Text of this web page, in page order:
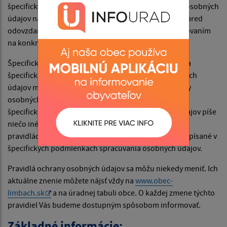
špecifických informáciách týkajúcich sa spracúvania osobných
údajov na konkrétne účely sa môžete dozvedieť vždy pred
odovzdaním Vašich osobných údajov obcia ich spracovaním
na konkrétny určený účel.
Špecifické podmienky spracúvania osobných údajov a
špecifické informácie týkajúce sa spracúvania osobných
údajov majú prednosť pred týmito pravidlami ochrany
osobných údajov. To znamená, že ak sa napríklad v
špecifických podmienkach spracúvania osobných údajov píše
niečo iné alebo niečo navyše, než je napísané v týchto
pravidlách ochrany osobných údajov, platí to, čo je napísané v
špecifických podmienkach spracúvania osobných údajov.
Pravidlá ochrany osobných údajov sa môžu niekedy meniť. Ich
aktuálne znenie môžete nájsť vždy na www.obec-
limbach.sk
a na úradnej tabuli obce. O každej zmene týchto
pravidiel Vás budeme dostupným spôsobom informovať.